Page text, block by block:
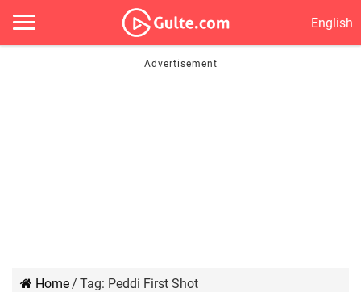
English
Home/ Tag: Peddi First Shot